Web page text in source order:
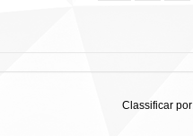
Classificar